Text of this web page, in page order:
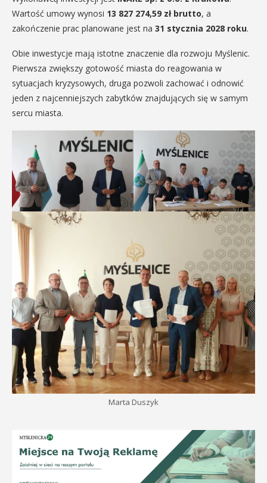
Wartość umowy wynosi 13 827 274,59 zł brutto, a
zakończenie prac planowane jest na 31 stycznia 2028 roku.
Obie inwestycje mają istotne znaczenie dla rozwoju Myślenic.
Pierwsza zwiększy gotowość miasta do reagowania w
sytuacjach kryzysowych, druga pozwoli zachować i odnowić
jeden z najcenniejszych zabytków znajdujących się w samym
sercu miasta.
Marta Duszyk